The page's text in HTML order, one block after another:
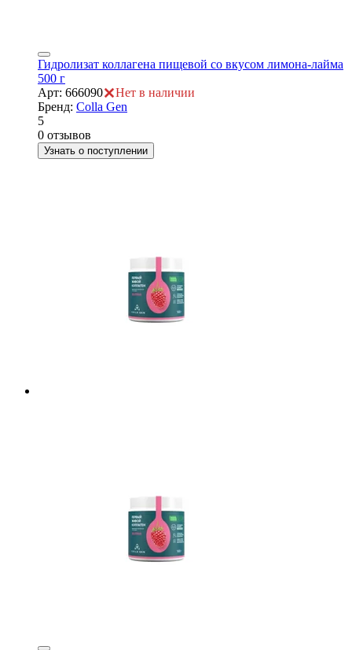
Гидролизат коллагена пищевой со вкусом лимона-лайма
500 г
Арт: 666090
Нет в наличии
Бренд: Colla Gen
5
0 отзывов
Узнать о поступлении